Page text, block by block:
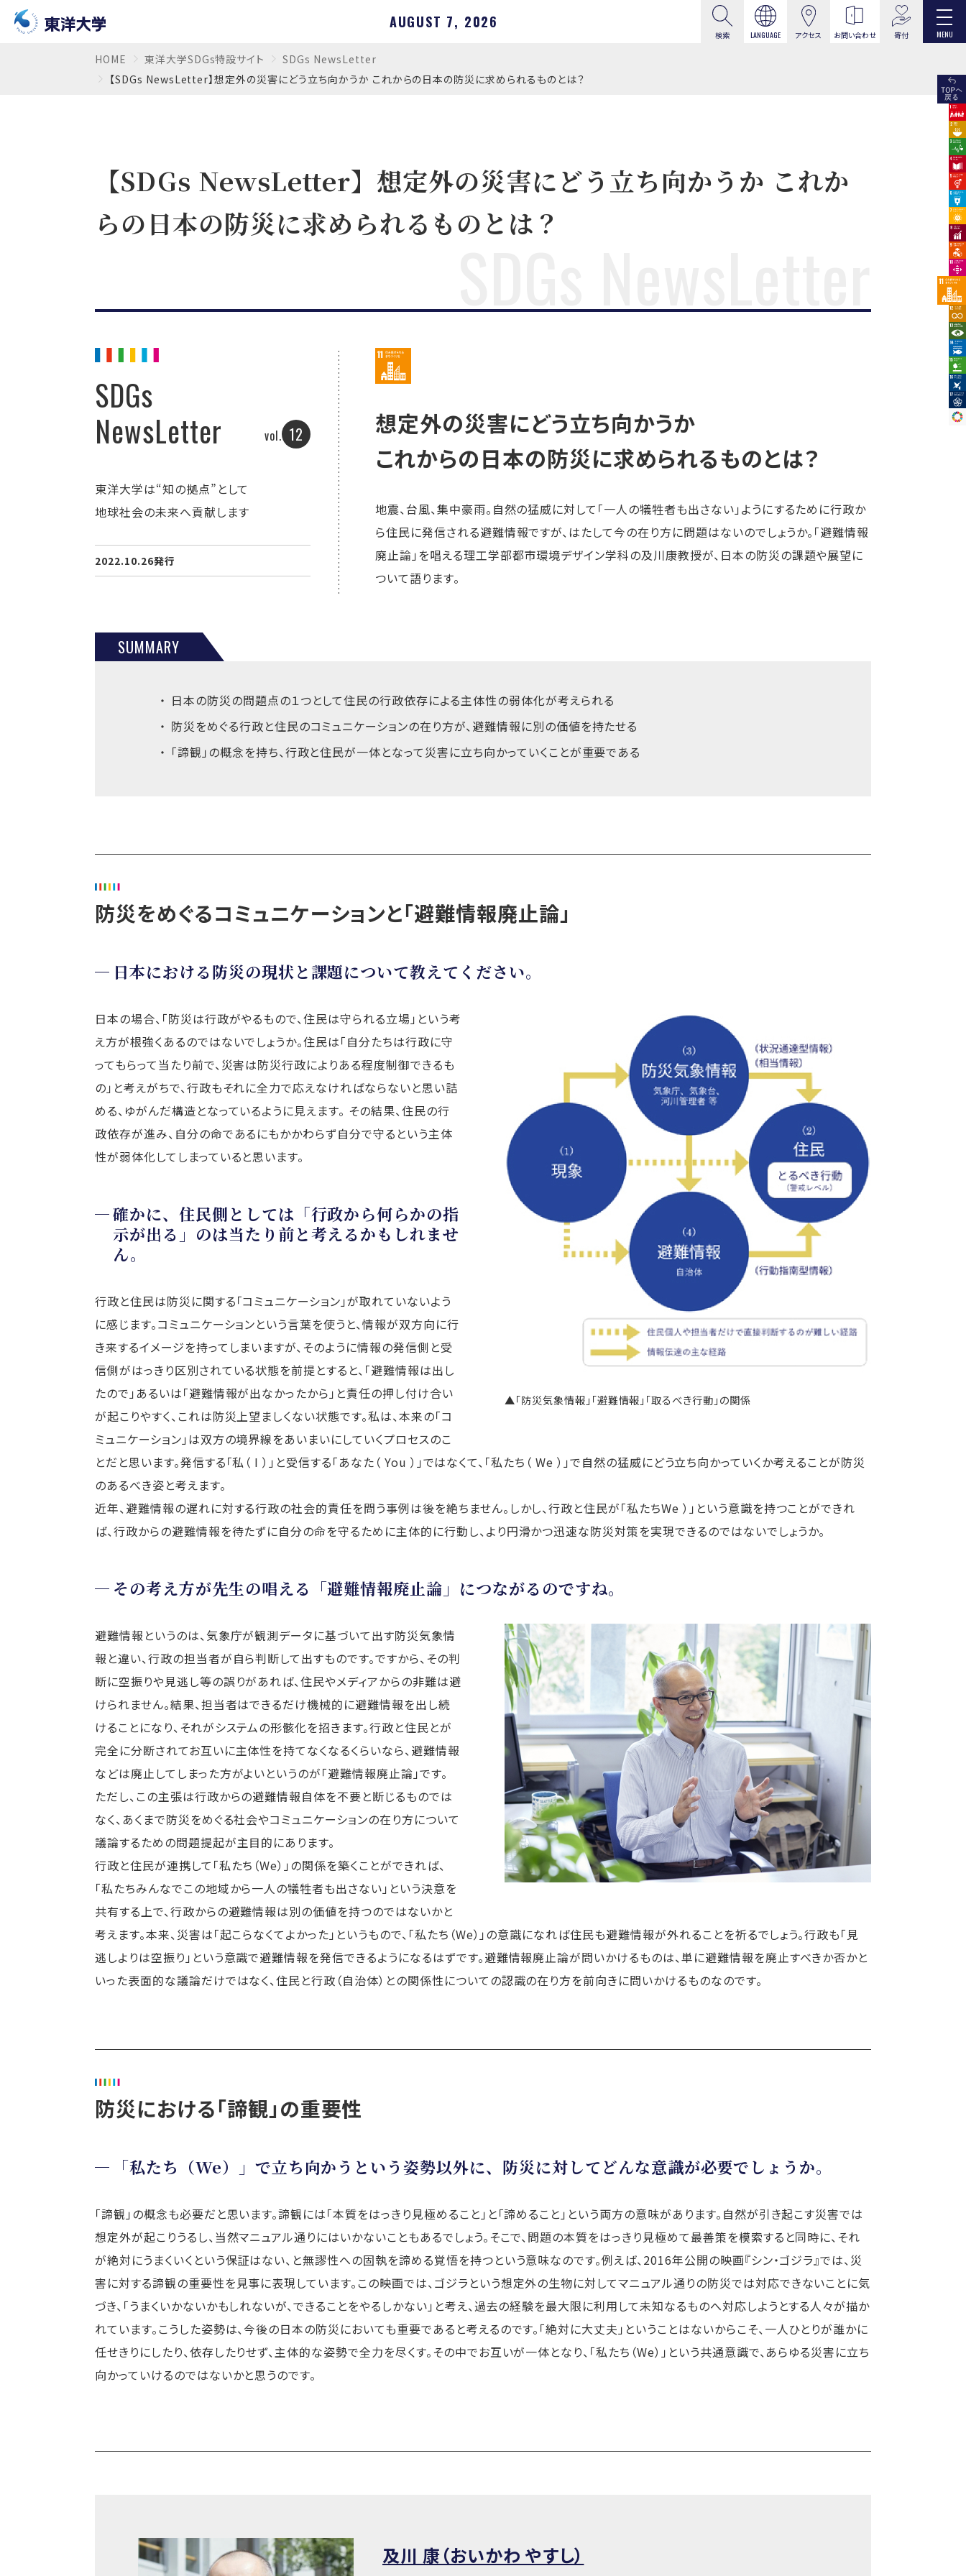
AUGUST 7, 2026
検索 LANGUAGE アクセス お問い合わせ 寄付 MENU
HOME 東洋大学SDGs特設サイト
SDGs NewsLetter
【SDGs NewsLetter】想定外の災害にどう立ち向かうか これからの日本の防災に求められるものとは？
【SDGs NewsLetter】想定外の災害にどう立ち向かうか これか
らの日本の防災に求められるものとは？
SDGs
NewsLetter
vol. 12
東洋大学は“知の拠点”として
地球社会の未来へ貢献します
2022.10.26発行
想定外の災害にどう立ち向かうか
これからの日本の防災に求められるものとは？
地震、台風、集中豪雨。自然の猛威に対して「一人の犠牲者も出さない」ようにするために行政か
ら住民に発信される避難情報ですが、はたして今の在り方に問題はないのでしょうか。「避難情報
廃止論」を唱える理工学部都市環境デザイン学科の及川康教授が、日本の防災の課題や展望に
ついて語ります。
SUMMARY
日本の防災の問題点の１つとして住民の行政依存による主体性の弱体化が考えられる
防災をめぐる行政と住民のコミュニケーションの在り方が、避難情報に別の価値を持たせる
「諦観」の概念を持ち、行政と住民が一体となって災害に立ち向かっていくことが重要である
防災をめぐるコミュニケーションと「避難情報廃止論」
日本における防災の現状と課題について教えてください。
▲「防災気象情報」「避難情報」「取るべき行動」の関係
日本の場合、「防災は行政がやるもので、住民は守られる立場」という考
え方が根強くあるのではないでしょうか。住民は「自分たちは行政に守
ってもらって当たり前で、災害は防災行政によりある程度制御できるも
の」と考えがちで、行政もそれに全力で応えなければならないと思い詰
める、ゆがんだ構造となっているように見えます。 その結果、住民の行
政依存が進み、自分の命であるにもかかわらず自分で守るという主体
性が弱体化してしまっていると思います。
確かに、住民側としては「行政から何らかの指
示が出る」のは当たり前と考えるかもしれませ
ん。
行政と住民は防災に関する「コミュニケーション」が取れていないよう
に感じます。コミュニケーションという言葉を使うと、情報が双方向に行
き来するイメージを持ってしまいますが、そのように情報の発信側と受
信側がはっきり区別されている状態を前提とすると、「避難情報は出し
たので」あるいは「避難情報が出なかったから」と責任の押し付け合い
が起こりやすく、これは防災上望ましくない状態です。私は、本来の「コ
ミュニケーション」は双方の境界線をあいまいにしていくプロセスのこ
とだと思います。発信する「私（ I ）」と受信する「あなた（ You ）」ではなくて、「私たち（ We ）」で自然の猛威にどう立ち向かっていくか考えることが防災
のあるべき姿と考えます。
近年、避難情報の遅れに対する行政の社会的責任を問う事例は後を絶ちません。しかし、行政と住民が「私たちWe ）」という意識を持つことができれ
ば、行政からの避難情報を待たずに自分の命を守るために主体的に行動し、より円滑かつ迅速な防災対策を実現できるのではないでしょうか。
その考え方が先生の唱える「避難情報廃止論」につながるのですね。
避難情報というのは、気象庁が観測データに基づいて出す防災気象情
報と違い、行政の担当者が自ら判断して出すものです。ですから、その判
断に空振りや見逃し等の誤りがあれば、住民やメディアからの非難は避
けられません。結果、担当者はできるだけ機械的に避難情報を出し続
けることになり、それがシステムの形骸化を招きます。行政と住民とが
完全に分断されてお互いに主体性を持てなくなるくらいなら、避難情報
などは廃止してしまった方がよいというのが「避難情報廃止論」です。
ただし、この主張は行政からの避難情報自体を不要と断じるものでは
なく、あくまで防災をめぐる社会やコミュニケーションの在り方について
議論するための問題提起が主目的にあります。
行政と住民が連携して「私たち（We）」の関係を築くことができれば、
「私たちみんなでこの地域から一人の犠牲者も出さない」という決意を
共有する上で、行政からの避難情報は別の価値を持つのではないかと
考えます。本来、災害は「起こらなくてよかった」というもので、「私たち（We）」の意識になれば住民も避難情報が外れることを祈るでしょう。行政も「見
逃しよりは空振り」という意識で避難情報を発信できるようになるはずです。避難情報廃止論が問いかけるものは、単に避難情報を廃止すべきか否かと
いった表面的な議論だけではなく、住民と行政（自治体）との関係性についての認識の在り方を前向きに問いかけるものなのです。
防災における「諦観」の重要性
「私たち（We）」で立ち向かうという姿勢以外に、防災に対してどんな意識が必要でしょうか。
「諦観」の概念も必要だと思います。諦観には「本質をはっきり見極めること」と「諦めること」という両方の意味があります。自然が引き起こす災害では
想定外が起こりうるし、当然マニュアル通りにはいかないこともあるでしょう。そこで、問題の本質をはっきり見極めて最善策を模索すると同時に、それ
が絶対にうまくいくという保証はない、と無謬性への固執を諦める覚悟を持つという意味なのです。例えば、2016年公開の映画『シン・ゴジラ』では、災
害に対する諦観の重要性を見事に表現しています。この映画では、ゴジラという想定外の生物に対してマニュアル通りの防災では対応できないことに気
づき、「うまくいかないかもしれないが、できることをやるしかない」と考え、過去の経験を最大限に利用して未知なるものへ対応しようとする人々が描か
れています。こうした姿勢は、今後の日本の防災においても重要であると考えるのです。「絶対に大丈夫」ということはないからこそ、一人ひとりが誰かに
任せきりにしたり、依存したりせず、主体的な姿勢で全力を尽くす。その中でお互いが一体となり、「私たち（We）」という共通意識で、あらゆる災害に立ち
向かっていけるのではないかと思うのです。
及川 康（おいかわ やすし）